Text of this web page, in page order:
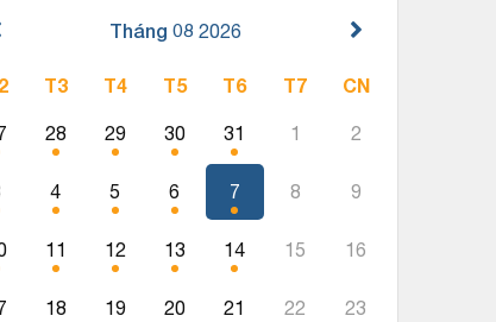
Tháng 08 2026
T3 T4 T5 T6 T7 CN
28 29 30 31 1 2
4 5 6 7 8 9
11 12 13 14 15 16
18 19 20 21 22 23